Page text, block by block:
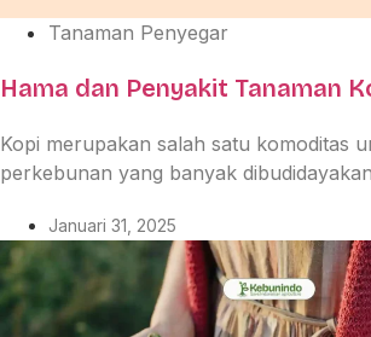
Tanaman Penyegar
Hama dan Penyakit Tanaman
Kopi merupakan salah satu komoditas
perkebunan yang banyak
Januari 31, 2025